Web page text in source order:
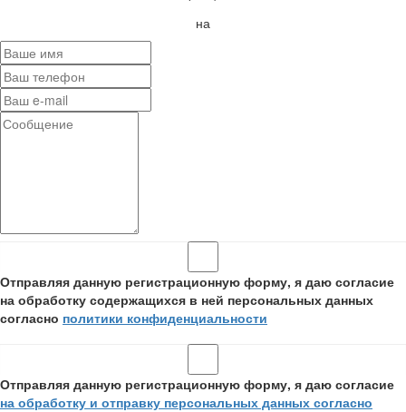
на
Отправляя данную регистрационную форму, я даю согласие
на обработку содержащихся в ней персональных данных
согласно политики конфиденциальности
Отправляя данную регистрационную форму, я даю согласие
на обработку и отправку персональных данных согласно